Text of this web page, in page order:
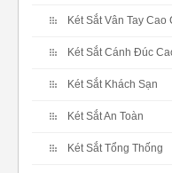
Két Sắt Vân Tay Cao
Két Sắt Cánh Đúc
Két Sắt Khách Sạn
Két Sắt An Toàn
Két Sắt Tổng Thống